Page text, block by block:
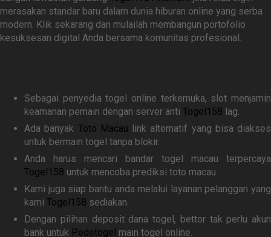
merasakan standar baru dalam dunia hiburan online yang serba
modern. Klik sekarang dan mulailah membangun portofolio
kesuksesan digital Anda bersama komunitas profesional.
Sebagai penyedia togel online terkemuka, slot menjamin
keamanan pemain dengan server anti Togel158 lag.
Ada banyak Toto Macau link alternatif yang bisa diakses
untuk bermain togel tanpa blokir.
Anda harus mencari bandar togel macau terpercaya
Togel158 untuk mencoba prediksi toto macau.
Kami juga siap bantu anda melalui layanan pelanggan yang
kami Togel158 sediakan.
Dengan pilihan deposit dana togel, bettor tak perlu akun
bank untuk Pedetogel main togel online.